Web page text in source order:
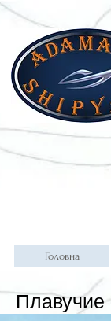
Головна